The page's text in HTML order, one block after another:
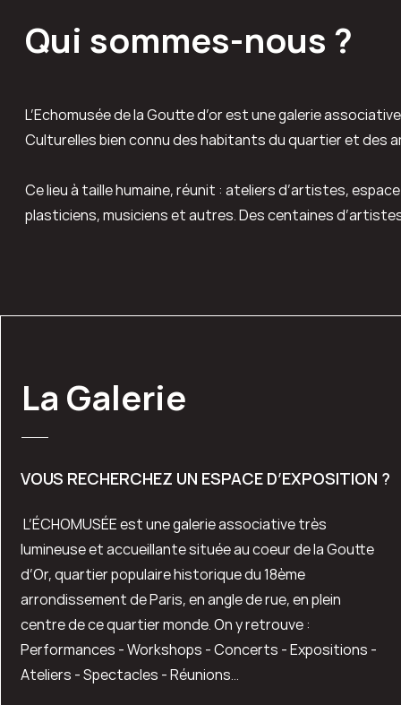
Qui sommes-nous ?
L’Echomusée de la Goutte d’or est une galerie
Culturelles bien connu des habitants du quartier et des
Ce lieu à taille humaine, réunit : ateliers d’artistes,
plasticiens, musiciens et autres. Des centaines
La Galerie
VOUS RECHERCHEZ UN ESPACE D’EXPOSITION ?
L’ÉCHOMUSÉE est une galerie associative très
lumineuse et accueillante située au coeur de la Goutte
d’Or, quartier populaire historique du 18ème
arrondissement de Paris, en angle de rue, en plein
centre de ce quartier monde. On y retrouve :
Performances - Workshops - Concerts - Expositions -
Ateliers - Spectacles - Réunions...